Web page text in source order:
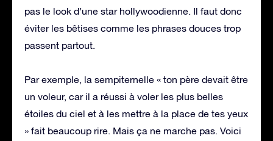
pas le look d’une star hollywoodienne. Il faut donc
éviter les bêtises comme les phrases douces trop
passent partout.
Par exemple, la sempiternelle « ton père devait être
un voleur, car il a réussi à voler les plus belles
étoiles du ciel et à les mettre à la place de tes yeux
» fait beaucoup rire. Mais ça ne marche pas. Voici